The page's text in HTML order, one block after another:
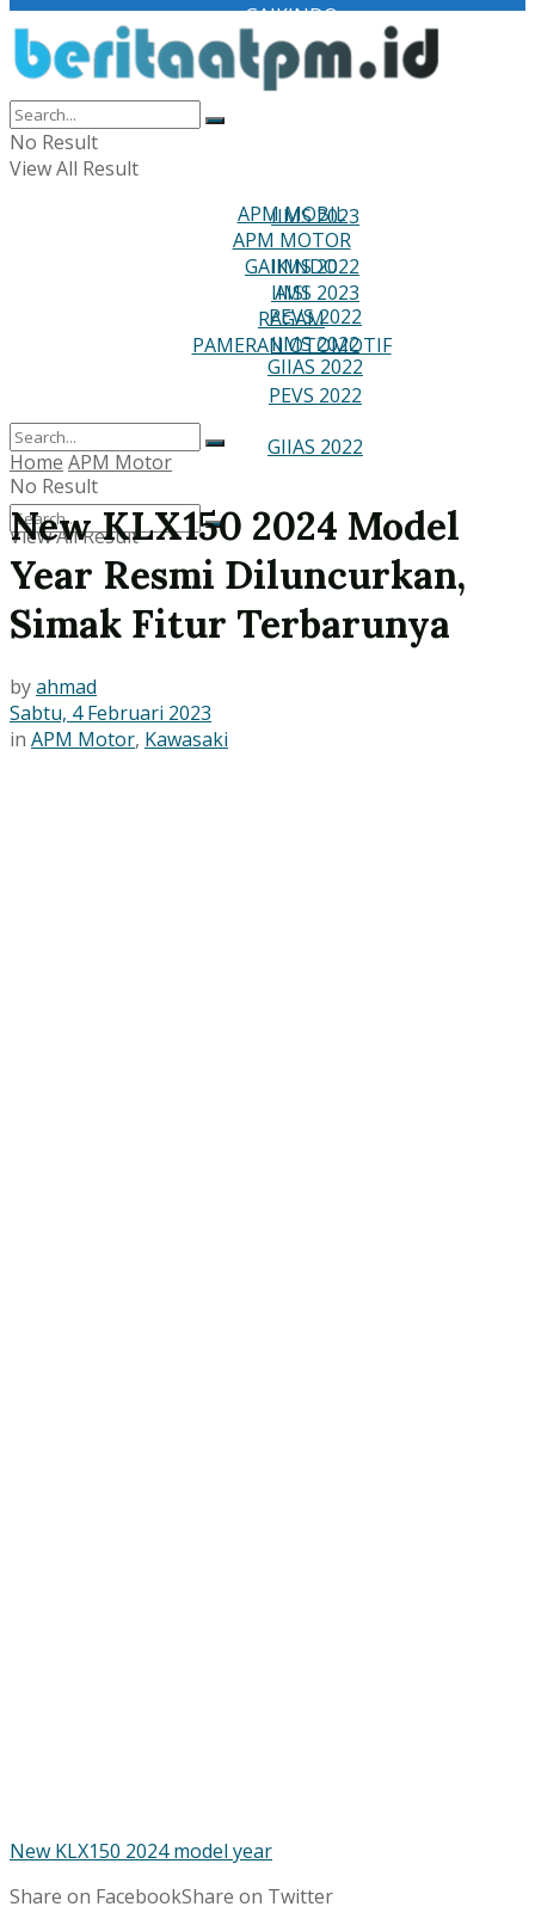
GAIKINDO
AISI
IIMS 2023
IIMS 2022
PEVS 2022
GIIAS 2022
No Result
View All Result
APM MOTOR
GAIKINDO
PAMERAN OTOMOTIF
IIMS 2023
IIMS 2022
PEVS 2022
GIIAS 2022
No Result
View All Result
No Result
View All Result
APM MOBIL
APM MOTOR
GAIKINDO
AISI
RAGAM
PAMERAN OTOMOTIF
Home APM Motor
New KLX150 2024 Model
Year Resmi Diluncurkan,
Simak Fitur Terbarunya
byahmad
Sabtu, 4 Februari 2023
in APM Motor, Kawasaki
New KLX150 2024 model year
Share on FacebookShare on Twitter